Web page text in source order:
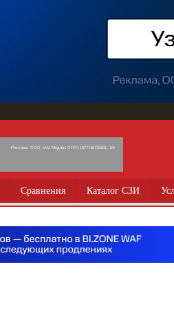
Реклама. ООО «АМ Медиа» ОГРН 1077746725891, 18+
Сравнения Каталог СЗИ